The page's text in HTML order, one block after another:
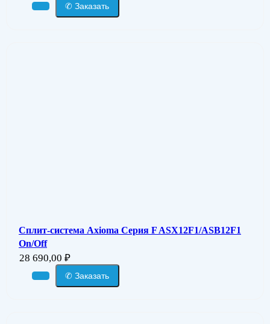
✆ Заказать
Сплит-система Axioma Серия F ASX12F1/ASB12F1
On/Off
28 690,00 ₽
✆ Заказать